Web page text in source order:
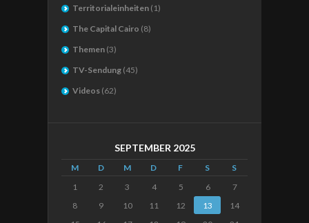
Territorialeinheiten (1)
The Capital Cairo (8)
Themen (3)
TV-Sendung (45)
Videos (62)
SEPTEMBER 2025
M D M D F S
S
1
2 3 4 5 6
7
8
9 10 11 12 13
14